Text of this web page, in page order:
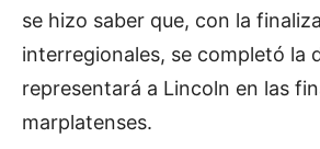
se hizo saber que, con la
interregionales, se completó la
representará a Lincoln en las
marplatenses.